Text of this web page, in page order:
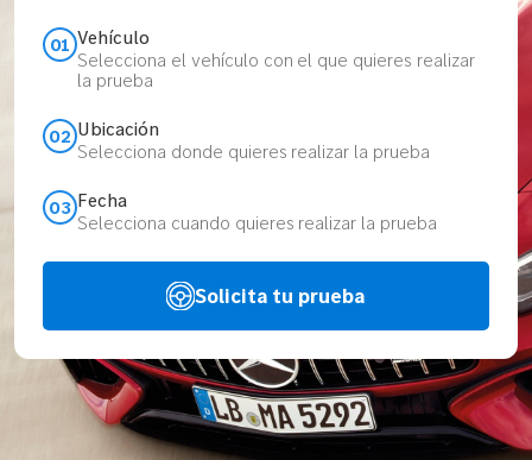
01 Vehículo
Selecciona el vehículo con el que quieres realizar
la prueba
02 Ubicación
Selecciona donde quieres realizar la prueba
03 Fecha
Selecciona cuando quieres realizar la prueba
Solicita tu prueba